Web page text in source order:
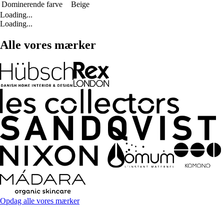
Dominerende farve
Beige
Loading...
Loading...
Alle vores mærker
Opdag alle vores mærker